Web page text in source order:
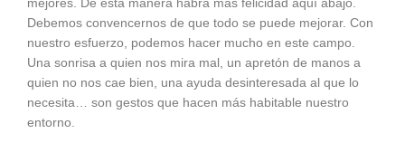
mejores. De esta manera habrá más felicidad aquí abajo.
Debemos convencernos de que todo se puede mejorar. Con
nuestro esfuerzo, podemos hacer mucho en este campo.
Una sonrisa a quien nos mira mal, un apretón de manos a
quien no nos cae bien, una ayuda desinteresada al que lo
necesita… son gestos que hacen más habitable nuestro
entorno.